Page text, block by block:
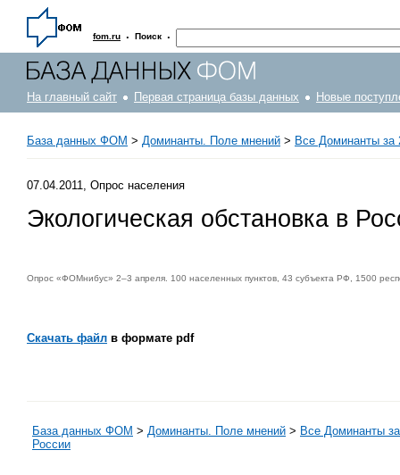
fom.ru · Поиск ·
На главный сайт Первая страница базы данных Новые
База данных ФОМ > Доминанты. Поле мнений > Все Доминанты за
07.04.2011, Опрос населения
Экологическая обстановка в
Опрос «ФОМнибус» 2–3 апреля. 100 населенных пунктов, 43 субъекта РФ, 1500
Скачать файл в формате pdf
База данных ФОМ > Доминанты. Поле мнений > Все Доминанты
России